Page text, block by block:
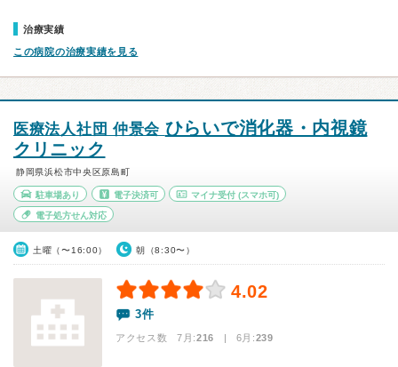
治療実績
この病院の治療実績を見る
医療法人社団 仲景会 ひらいで消化器・内視鏡
クリニック
静岡県浜松市中央区原島町
駐車場あり 電子決済可 マイナ受付 (スマホ可)
電子処方せん対応
土曜（〜16:00） 朝（8:30〜）
4.02
3件
アクセス数 7月:216 | 6月:239